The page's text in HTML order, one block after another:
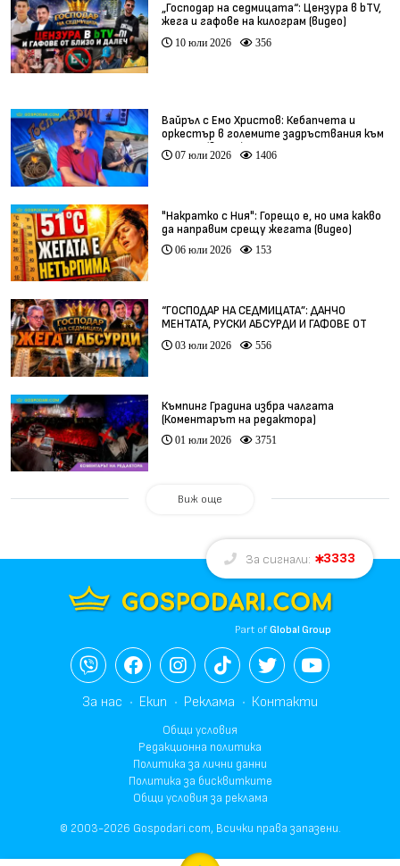
„Господар на седмицата“: Цензура в bTV,
жега и гафове на килограм (видео)
10 юли 2026 356
Вайръл с Емо Христов: Кебапчета и
оркестър в големите задръствания към
морето (видео)
07 юли 2026 1406
"Накратко с Ния": Горещо е, но има какво
да направим срещу жегата (видео)
06 юли 2026 153
“ГОСПОДАР НА СЕДМИЦАТА”: ДАНЧО
МЕНТАТА, РУСКИ АБСУРДИ И ГАФОВЕ ОТ
ЦЯЛ СВЯТ
03 юли 2026 556
Къмпинг Градина избра чалгата
(Коментарът на редактора)
01 юли 2026 3751
Виж още
За сигнали: 3333
Part ofGlobal Group
За нас Екип Реклама Контакти
Общи условия
Редакционна политика
Политика за лични данни
Политика за бисквитките
Общи условия за реклама
© 2003-2026 Gospodari.com, Всички права запазени.